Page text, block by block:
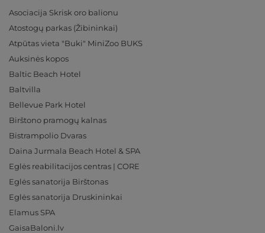
Asociacija Skrisk oro balionu
Atostogų parkas (Žibininkai)
Atpūtas vieta "Buki" MiniZoo BUKS
Auksinės kopos
Baltic Beach Hotel
Baltvilla
Bellevue Park Hotel
Birštono pramogų kalnas
Bistrampolio Dvaras
Daina Jurmala Beach Hotel & SPA
Eglės reabilitacijos centras | CORE
Eglės sanatorija Birštonas
Eglės sanatorija Druskininkai
Elamus SPA
GaisaBaloni.lv